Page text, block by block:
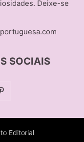
Deixe-se
SOCIAIS
Editorial